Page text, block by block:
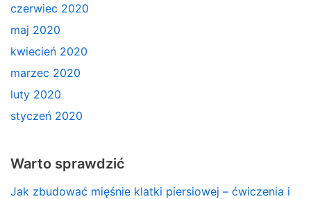
czerwiec 2020
maj 2020
kwiecień 2020
marzec 2020
luty 2020
styczeń 2020
Warto sprawdzić
Jak zbudować mięśnie klatki piersiowej – ćwiczenia i